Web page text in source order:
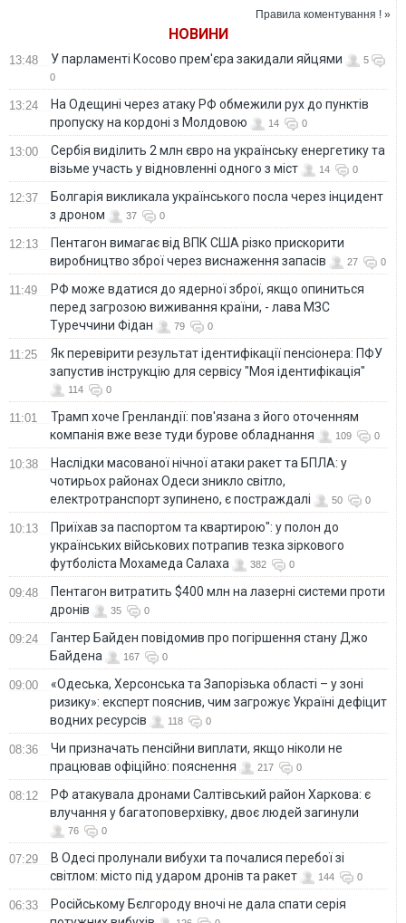
Правила коментування ! »
НОВИНИ
13:48 У парламенті Косово прем'єра закидали яйцями
5
0
13:24
На Одещині через атаку РФ обмежили рух до пунктів
пропуску на кордоні з Молдовою
14 0
13:00
Сербія виділить 2 млн євро на українську енергетику та
візьме участь у відновленні одного з міст
14 0
12:37
Болгарія викликала українського посла через інцидент
з дроном
37 0
12:13
Пентагон вимагає від ВПК США різко прискорити
виробництво зброї через виснаження запасів
27 0
11:49
РФ може вдатися до ядерної зброї, якщо опиниться
перед загрозою виживання країни, - лава МЗС
Туреччини Фідан
79 0
11:25
Як перевірити результат ідентифікації пенсіонера: ПФУ
запустив інструкцію для сервісу "Моя ідентифікація"
114 0
11:01
Трамп хоче Гренландії: пов'язана з його оточенням
компанія вже везе туди бурове обладнання
109 0
10:38
Наслідки масованої нічної атаки ракет та БПЛА: у
чотирьох районах Одеси зникло світло,
електротранспорт зупинено, є постраждалі
50 0
10:13
Приїхав за паспортом та квартирою": у полон до
українських військових потрапив тезка зіркового
футболіста Мохамеда Салаха
382 0
09:48
Пентагон витратить $400 млн на лазерні системи проти
дронів
35 0
09:24
Гантер Байден повідомив про погіршення стану Джо
Байдена
167 0
09:00
«Одеська, Херсонська та Запорізька області – у зоні
ризику»: експерт пояснив, чим загрожує Україні дефіцит
водних ресурсів
118 0
08:36
Чи призначать пенсійни виплати, якщо ніколи не
працював офіційно: пояснення
217 0
08:12
РФ атакувала дронами Салтівський район Харкова: є
влучання у багатоповерхівку, двоє людей загинули
76 0
07:29
В Одесі пролунали вибухи та почалися перебої зі
світлом: місто під ударом дронів та ракет
144 0
06:33
Російському Бєлгороду вночі не дала спати серія